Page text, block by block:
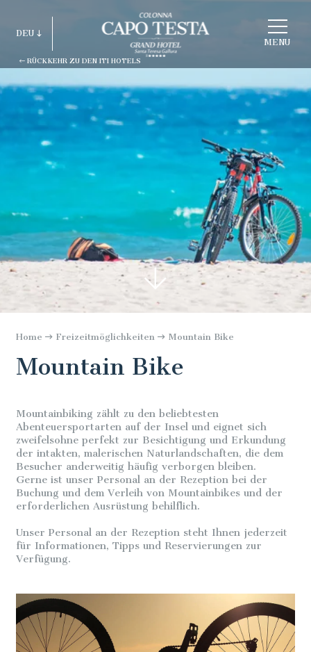
MENU
RÜCKKEHR ZU DEN ITI HOTELS
DEU
ENG
Home Freizeitmöglichkeiten Mountain Bike
Mountain Bike
Mountainbiking zählt zu den beliebtesten
Abenteuersportarten auf der Insel und eignet sich
zweifelsohne perfekt zur Besichtigung und Erkundung
der intakten, malerischen Naturlandschaften, die dem
Besucher anderweitig häufig verborgen bleiben.
Gerne ist unser Personal an der Rezeption bei der
Buchung und dem Verleih von Mountainbikes und der
erforderlichen Ausrüstung behilflich.
Unser Personal an der Rezeption steht Ihnen jederzeit
für Informationen, Tipps und Reservierungen zur
Verfügung.